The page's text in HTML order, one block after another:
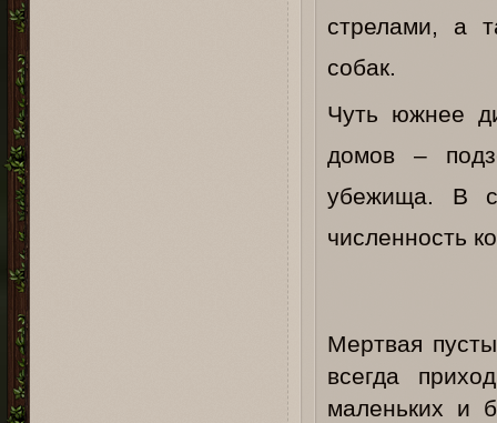
стрелами, а
собак.
Чуть южнее
домов –
убежища. В
численность
Мертвая
всегда
маленьких и